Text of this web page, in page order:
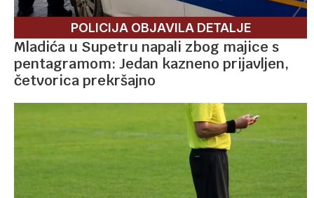
POLICIJA OBJAVILA DETALJE
Mladića u Supetru napali zbog majice s
pentagramom: Jedan kazneno prijavljen,
četvorica prekršajno